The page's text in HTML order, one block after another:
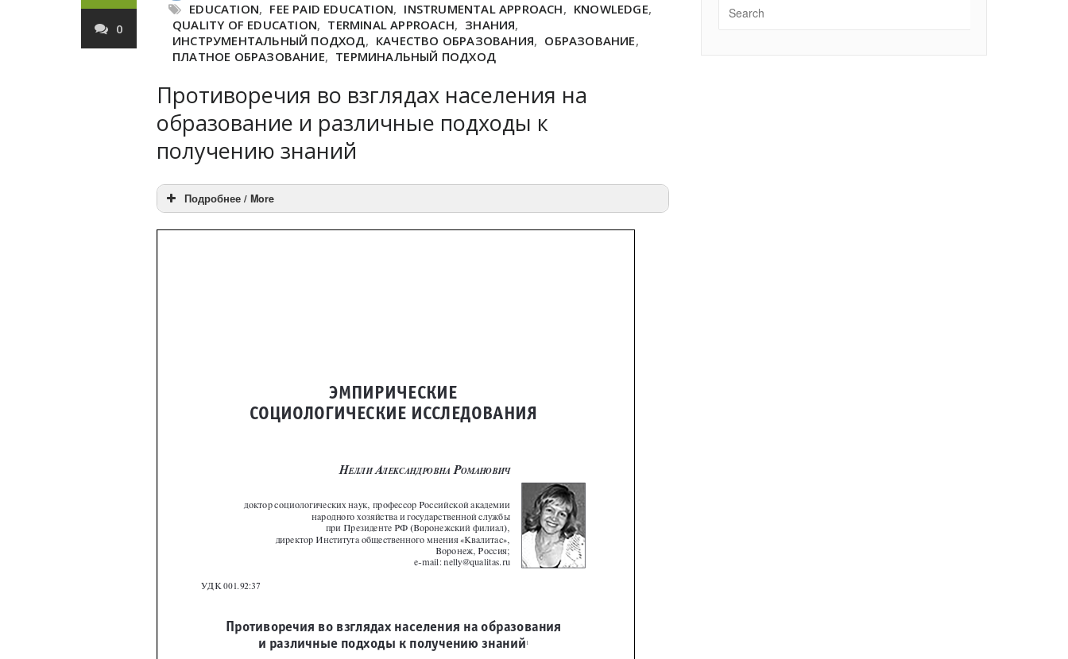
0
EDUCATION, FEE PAID EDUCATION, INSTRUMENTAL APPROACH, KNOWLEDGE,
QUALITY OF EDUCATION, TERMINAL APPROACH, ЗНАНИЯ,
ИНСТРУМЕНТАЛЬНЫЙ ПОДХОД, КАЧЕСТВО ОБРАЗОВАНИЯ, ОБРАЗОВАНИЕ,
ПЛАТНОЕ ОБРАЗОВАНИЕ, ТЕРМИНАЛЬНЫЙ ПОДХОД
Противоречия во взглядах населения на
образование и различные подходы к
получению знаний
Подробнее / More